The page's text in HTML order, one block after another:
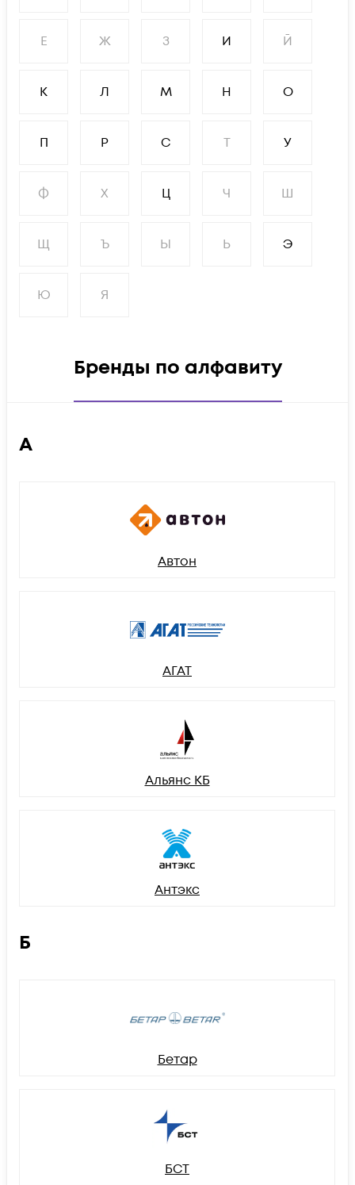
Е Ж З И Й
К Л М Н О
П Р С Т У
Ф Х Ц Ч Ш
Щ Ъ Ы Ь Э
Ю Я
Бренды по алфавиту
А
Автон
АГАТ
Альянс КБ
Антэкс
Б
Бетар
БСТ